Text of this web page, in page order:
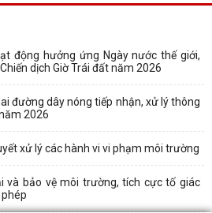
động hưởng ứng Ngày nước thế giới,
dịch Giờ Trái đất năm 2026
đường dây nóng tiếp nhận, xử lý thông
2026
xử lý các hành vi vi phạm môi trường
và bảo vệ môi trường, tích cực tố giác